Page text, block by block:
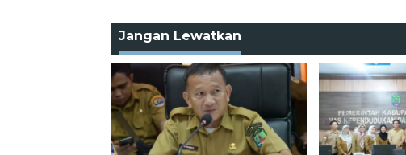
Jangan Lewatkan